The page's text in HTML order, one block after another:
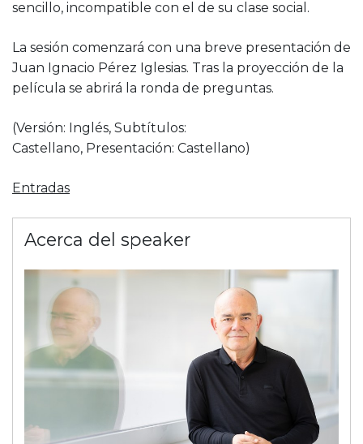
sencillo, incompatible con el de su clase social.
La sesión comenzará con una breve presentación de
Juan Ignacio Pérez Iglesias. Tras la proyección de la
película se abrirá la ronda de preguntas.
(Versión: Inglés, Subtítulos:
Castellano, Presentación: Castellano)
Entradas
Acerca del speaker